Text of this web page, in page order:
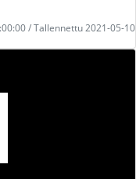
/ Tallennettu 2021-05-10